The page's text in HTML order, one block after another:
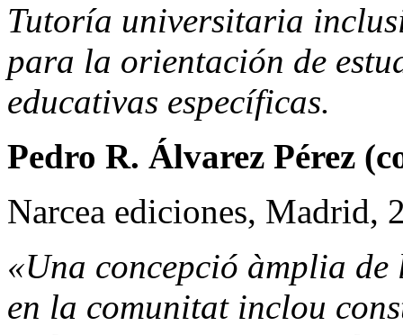
Tutoría universitaria
para la orientación de
educativas específicas.
Pedro R. Álvarez Pérez
Narcea ediciones, Madrid,
«Una concepció àmplia
en la comunitat inclou